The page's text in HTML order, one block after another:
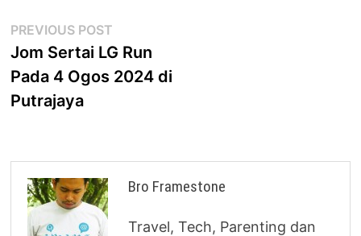
Post
navigation
PREVIOUS POST
post:
Jom Sertai LG Run
Pada 4 Ogos 2024 di
Putrajaya
Bro Framestone
Travel, Tech, Parenting dan